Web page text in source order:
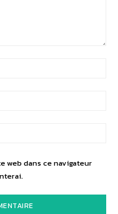
web dans ce navigateur